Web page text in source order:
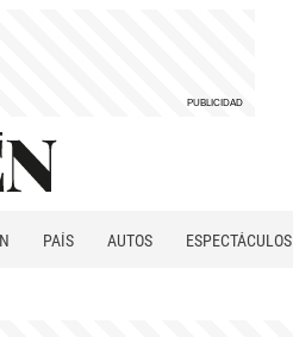
PAÍS AUTOS
ESPECTÁCULOS